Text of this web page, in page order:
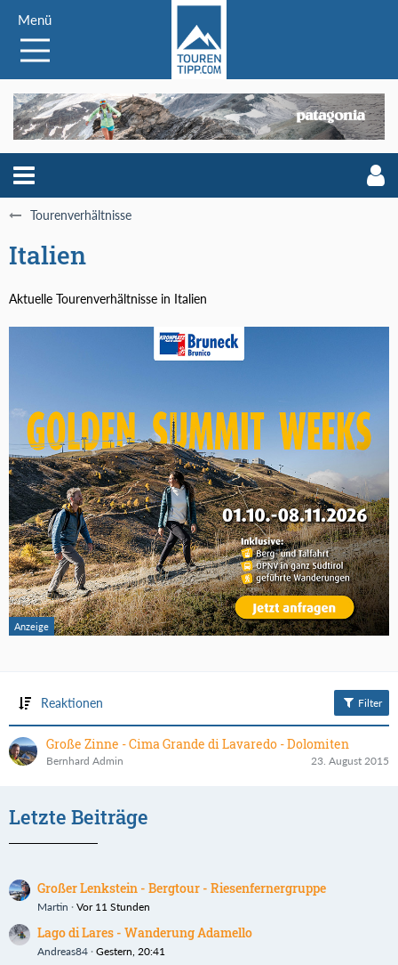
Menü
Tourenverhältnisse
Italien
Aktuelle Tourenverhältnisse in Italien
Reaktionen Filter
Große Zinne - Cima Grande di Lavaredo - Dolomiten
Bernhard Admin 23. August 2015
Letzte Beiträge
Großer Lenkstein - Bergtour - Riesenfernergruppe
Martin Vor 11 Stunden
Lago di Lares - Wanderung Adamello
Andreas84 Gestern, 20:41